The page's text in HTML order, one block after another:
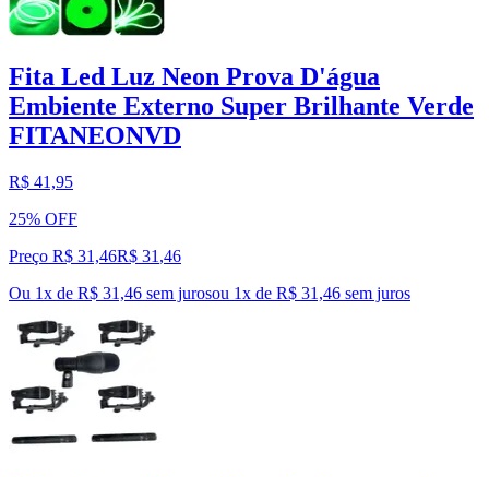
Fita Led Luz Neon Prova D'água
Embiente Externo Super Brilhante Verde
FITANEONVD
R$ 41,95
25% OFF
Preço R$ 31,46R$ 31 ,46
Ou 1x de R$ 31,46 sem jurosou 1x de R$ 31,46 sem juros